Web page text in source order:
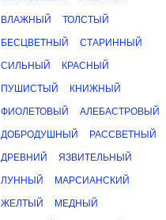
ВЛАЖНЫЙ ТОЛСТЫЙ
БЕСЦВЕТНЫЙ СТАРИННЫЙ
СИЛЬНЫЙ КРАСНЫЙ
ПУШИСТЫЙ КНИЖНЫЙ
ФИОЛЕТОВЫЙ АЛЕБАСТРОВЫЙ
ДОБРОДУШНЫЙ РАССВЕТНЫЙ
ДРЕВНИЙ ЯЗВИТЕЛЬНЫЙ
ЛУННЫЙ МАРСИАНСКИЙ
ЖЕЛТЫЙ МЕДНЫЙ